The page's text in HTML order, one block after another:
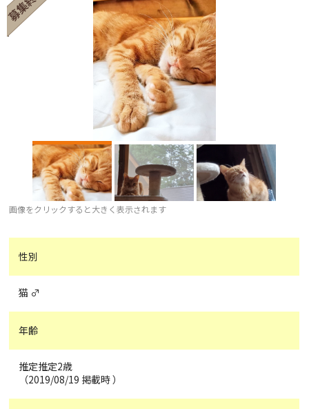
画像をクリックすると大きく表示されます
性別
猫 ♂
年齢
推定推定2歳
（2019/08/19 掲載時 ）